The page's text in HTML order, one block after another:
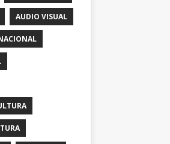
AUDIO VISUAL